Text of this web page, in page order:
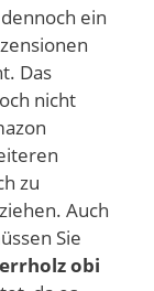
ein
Das
nicht
zu
Auch
Sie
obi